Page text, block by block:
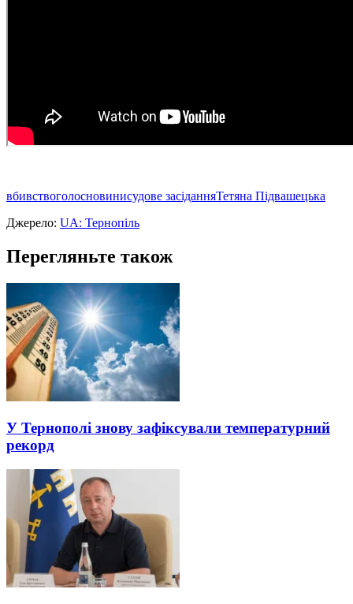
вбивствоголосновинисудове засіданняТетяна Підвашецька
Джерело: UA: Тернопіль
Перегляньте також
У Тернополі знову зафіксували температурний
рекорд